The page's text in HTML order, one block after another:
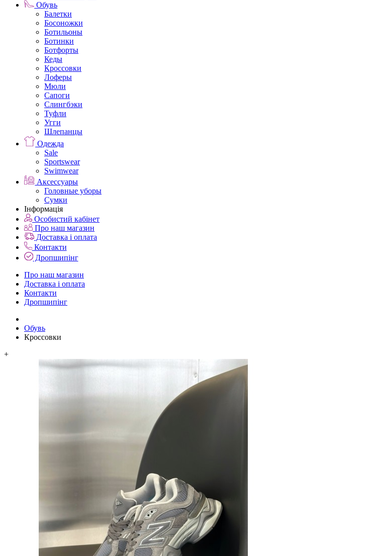
Обувь
Балетки
Босоножки
Ботильоны
Ботинки
Ботфорты
Кеды
Кроссовки
Лоферы
Мюли
Сапоги
Слингбэки
Туфли
Угги
Шлепанцы
Одежда
Sale
Sportswear
Swimwear
Аксессуары
Головные уборы
Сумки
Інформація
Особистий кабінет
Про наш магазин
Доставка і оплата
Контакти
Дропшипінг
Про наш магазин
Доставка і оплата
Контакти
Дропшипінг
Обувь
Кроссовки
+